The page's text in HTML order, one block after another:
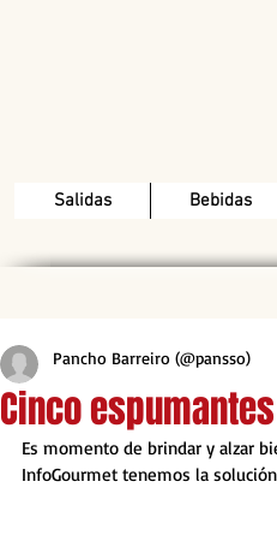
Salidas Bebidas
Cinco
Pancho Barreiro (@pansso)
Es momento de brindar y alzar
InfoGourmet tenemos la